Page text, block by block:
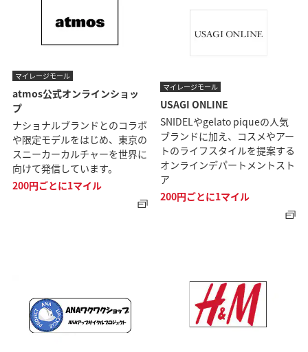
マイレージモール
atmos公式オンラインショッ
プ
ナショナルブランドとのコラボ
や限定モデルをはじめ、東京の
スニーカーカルチャーを世界に
向けて発信しています。
200円ごとに1マイル
マイレージモール
USAGI ONLINE
SNIDELやgelato piqueの人気
ブランドに加え、コスメやアー
トのライフスタイルを提案する
オンラインデパートメントスト
ア
200円ごとに1マイル